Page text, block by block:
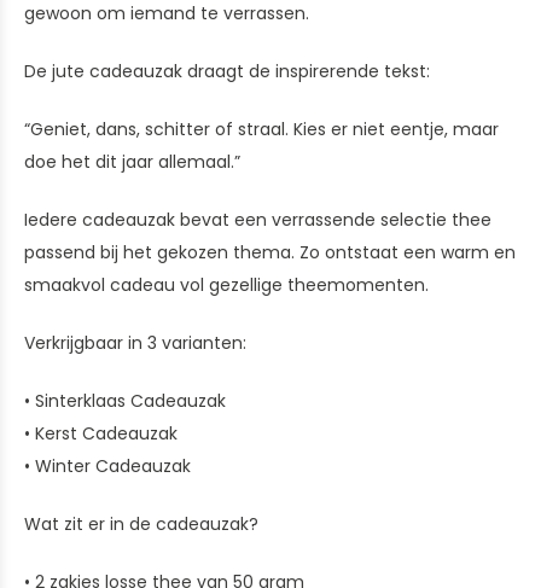
gewoon om iemand te verrassen.
De jute cadeauzak draagt de inspirerende tekst:
“Geniet, dans, schitter of straal. Kies er niet eentje, maar
doe het dit jaar allemaal.”
Iedere cadeauzak bevat een verrassende selectie thee
passend bij het gekozen thema. Zo ontstaat een warm en
smaakvol cadeau vol gezellige theemomenten.
Verkrijgbaar in 3 varianten:
• Sinterklaas Cadeauzak
• Kerst Cadeauzak
• Winter Cadeauzak
Wat zit er in de cadeauzak?
• 2 zakjes losse thee van 50 gram